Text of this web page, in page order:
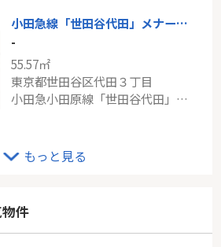
小田急線「世田谷代田」メナー代田
-
55.57㎡
東京都世田谷区代田３丁目
小田急小田原線「世田谷代田」駅 徒歩4分
-
神奈川県川崎市高津区久本３丁目
もっと見る
件